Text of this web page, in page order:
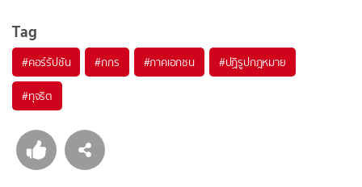
Tag
#คอร์รัปชัน #กกร #ภาคเอกชน #ปฏิรูปกฎหมาย
#ทุจริต